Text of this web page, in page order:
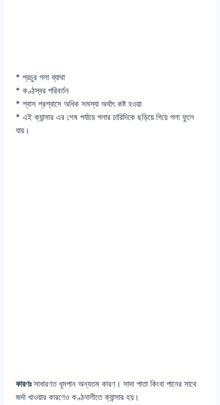
* প্রচুর গলা ব্যাথা
* কণ্ঠস্বর পরিবর্তন
* শ্বাস প্রশ্বাসে অধিক সমস্যা অর্থাৎ কষ্ট হওয়া
* এই ক্যান্সার এর শেষ পর্যায়ে গলার চারিদিকে ছড়িয়ে গিয়ে গলা ফুলে
যায়।
কারণঃসাধারণত ধূমপান অন্যতম কারণ। সাদা পাতা কিংবা পানের সাথে
জর্দা খাওয়ার কারণেও কণ্ঠনালীতে ক্যান্সার হয়।